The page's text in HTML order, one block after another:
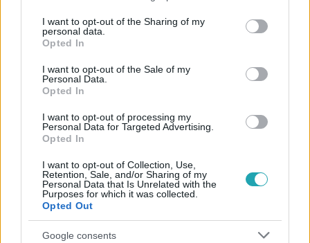
not limited to your visit or usage behaviour. You may click to
grant or deny consent to Google and its third-party tags to
use your data for below specified purposes in below Google
consent section.
I want to opt-out of the Sharing of my
personal data.
Opted In
I want to opt-out of the Sale of my
Personal Data.
Opted In
I want to opt-out of processing my
Personal Data for Targeted Advertising.
Opted In
I want to opt-out of Collection, Use,
Retention, Sale, and/or Sharing of my
Personal Data that Is Unrelated with the
Purposes for which it was collected.
Opted Out
Google consents
Népszerű